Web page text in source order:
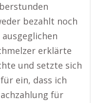
bezahlt noch
erklärte
und setzte sich
ein, dass ich
für